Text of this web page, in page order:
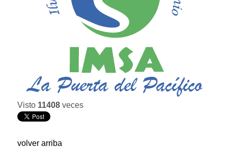
Visto 11408 veces
volver arriba